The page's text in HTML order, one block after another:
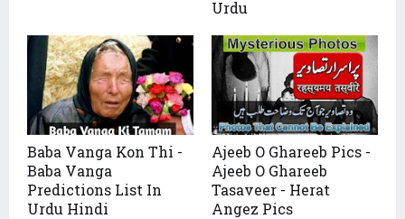
Urdu
Baba Vanga Kon Thi -
Baba Vanga
Predictions List In
Urdu Hindi
Ajeeb O Ghareeb Pics -
Ajeeb O Ghareeb
Tasaveer - Herat
Angez Pics